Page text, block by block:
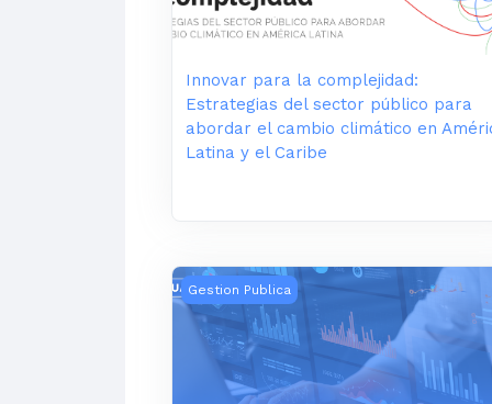
Innovar para la complejidad:
Estrategias del sector público para
abordar el cambio climático en
Latina y el Caribe
Monitoreo y Evaluación de Políticas
Gestion Publica